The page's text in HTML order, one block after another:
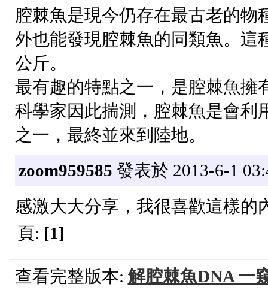
腔棘魚是現今仍存在最古老的物
外也能發現腔棘魚的同類魚。這
公斤。
最有趣的特點之一，是腔棘魚擁
科學家因此揣測，腔棘魚是會利
之一，最終並來到陸地。
zoom959585 發表於 2013-6-1
感激大大分享，我很喜歡這樣的
頁: [1]
查看完整版本: 解腔棘魚DNA 一